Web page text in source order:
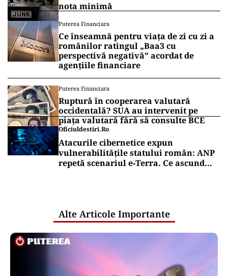
nota minimă
Puterea Financiara
Ce înseamnă pentru viața de zi cu zi a
românilor ratingul „Baa3 cu
perspectivă negativă” acordat de
agențiile financiare
Puterea Financiara
Ruptură în cooperarea valutară
occidentală? SUA au intervenit pe
piața valutară fără să consulte BCE
Oficiuldestiri.ro
Atacurile cibernetice expun
vulnerabilitățile statului român: ANP
repetă scenariul e‑Terra. Ce ascund
Alte Articole Importante